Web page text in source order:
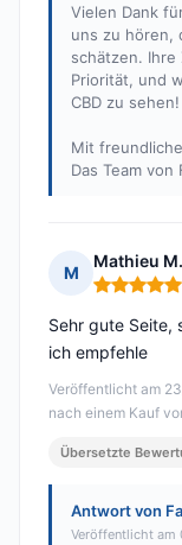
Vielen Dank
uns zu hören,
schätzen.
Priorität, und
CBD zu sehen!
Mit
Das Team von
M
Mathieu M.
Hinweis: 5
Veröffentlicht am
nach einem Kauf
Sehr gute Seite,
ich empfehle
Übersetzte
Antwort von
Veröffentlicht am